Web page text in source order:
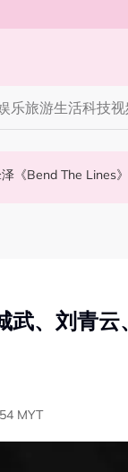
乐旅游生活科技视
现身《歌手2026》
武、刘青
MYT